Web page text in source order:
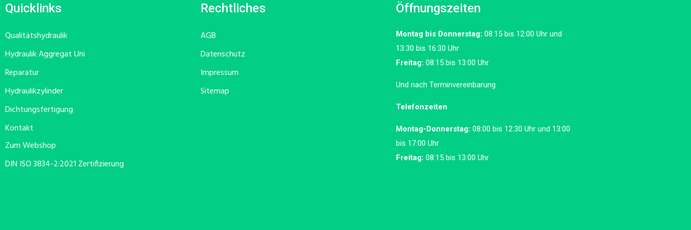
Quicklinks
Qualitätshydraulik
Hydraulik Aggregat Uni
Reparatur
Hydraulikzylinder
Dichtungsfertigung
Kontakt
Zum Webshop
DIN ISO 3834-2:2021 Zertifizierung
Rechtliches
AGB
Datenschutz
Impressum
Sitemap
Öffnungszeiten
Montag bis Donnerstag: 08:15 bis 12:00 Uhr und
13:30 bis 16:30 Uhr
Freitag: 08:15 bis 13:00 Uhr
Und nach Terminvereinbarung
Telefonzeiten
Montag-Donnerstag: 08:00 bis 12:30 Uhr und 13:00
bis 17:00 Uhr
Freitag: 08:15 bis 13:00 Uhr